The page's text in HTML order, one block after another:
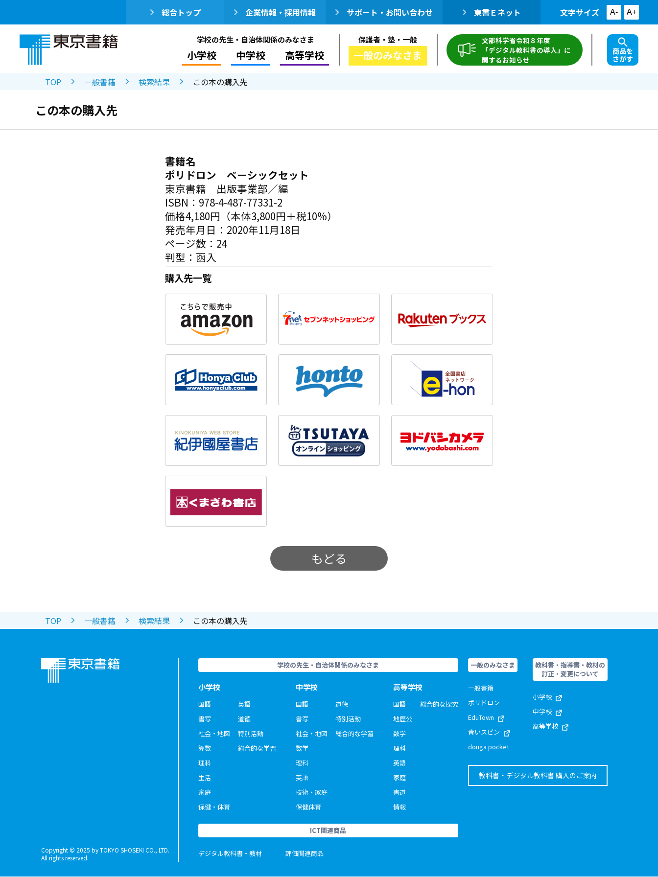
総合トップ 企業情報・採用情報 サポート・お問い合わせ 東書Ｅネット 文字サイズ A- A+
学校の先生・自治体関係のみなさま
小学校 中学校 高等学校
保護者・塾・一般
一般のみなさま
文部科学省令和８年度
「デジタル教科書の導入」に
関するお知らせ
商品を
さがす
TOP 一般書籍 検索結果 この本の購入先
この本の購入先
書籍名
ポリドロン ベーシックセット
東京書籍 出版事業部／編
ISBN：978-4-487-77331-2
価格4,180円（本体3,800円＋税10%）
発売年月日：2020年11月18日
ページ数：24
判型：函入
購入先一覧
もどる
TOP 一般書籍 検索結果 この本の購入先
Copyright © 2025 by TOKYO SHOSEKI CO., LTD.
All rights reserved.
学校の先生・自治体関係のみなさま
小学校
国語
書写
社会・地図
算数
理科
生活
家庭
保健・体育
英語
道徳
特別活動
総合的な学習
中学校
国語
書写
社会・地図
数学
理科
英語
技術・家庭
保健体育
道徳
特別活動
総合的な学習
高等学校
国語
地歴公
数学
理科
英語
家庭
書道
情報
総合的な探究
ICT関連商品
デジタル教科書・教材 評価関連商品
一般のみなさま
一般書籍
ポリドロン
EduTown
青いスピン
douga pocket
教科書・指導書・教材の
訂正・変更について
小学校
中学校
高等学校
教科書・デジタル教科書 購入のご案内